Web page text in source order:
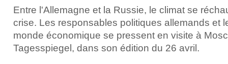
Entre l'Allemagne et la Russie, le climat se
crise. Les responsables politiques allemands et
monde économique se pressent en visite à
Tagesspiegel, dans son édition du 26 avril.